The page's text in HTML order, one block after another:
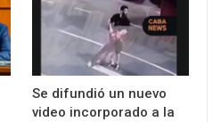
Se difundió un nuevo
video incorporado a la